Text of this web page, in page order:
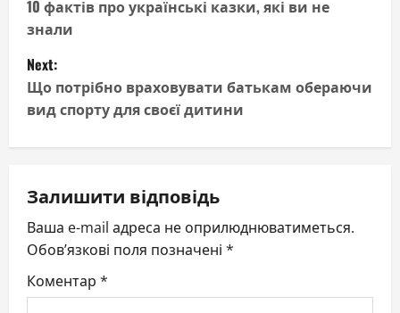
o
s
t
n
v
i
g
10 фактів про українські казки, які ви не
знали
Next:
Що потрібно враховувати батькам обераючи
вид спорту для своєї дитини
Залишити відповідь
Ваша e-mail адреса не оприлюднюватиметься.
Обов’язкові поля позначені *
Коментар *